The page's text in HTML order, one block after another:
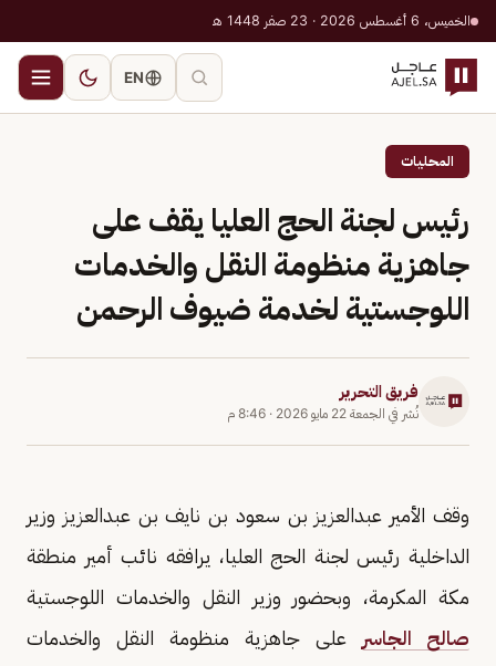
الخميس، 6 أغسطس 2026 · 23 صفر 1448 هـ
EN
المحليات
رئيس لجنة الحج العليا يقف على
جاهزية منظومة النقل والخدمات
اللوجستية لخدمة ضيوف الرحمن
فريق التحرير
نُشر في الجمعة 22 مايو 2026 · 8:46 م
وقف الأمير عبدالعزيز بن سعود بن نايف بن عبدالعزيز وزير
الداخلية رئيس لجنة الحج العليا، يرافقه نائب أمير منطقة
مكة المكرمة، وبحضور وزير النقل والخدمات اللوجستية
صالح الجاسر على جاهزية منظومة النقل والخدمات